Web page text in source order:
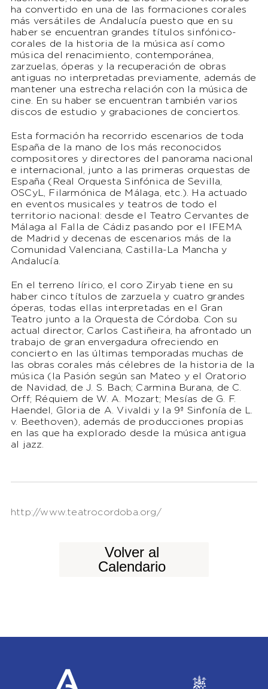
ha convertido en una de las formaciones corales
más versátiles de Andalucía puesto que en su
haber se encuentran grandes títulos sinfónico-
corales de la historia de la música así como
música del renacimiento, contemporánea,
zarzuelas, óperas y la recuperación de obras
antiguas no interpretadas previamente, además de
mantener una estrecha relación con la música de
cine. En su haber se encuentran también varios
discos de estudio y grabaciones de conciertos.
Esta formación ha recorrido escenarios de toda
España de la mano de los más reconocidos
compositores y directores del panorama nacional
e internacional, junto a las primeras orquestas de
España (Real Orquesta Sinfónica de Sevilla,
OSCyL, Filarmónica de Málaga, etc.). Ha actuado
en eventos musicales y teatros de todo el
territorio nacional: desde el Teatro Cervantes de
Málaga al Falla de Cádiz pasando por el IFEMA
de Madrid y decenas de escenarios más de la
Comunidad Valenciana, Castilla-La Mancha y
Andalucía.
En el terreno lírico, el coro Ziryab tiene en su
haber cinco títulos de zarzuela y cuatro grandes
óperas, todas ellas interpretadas en el Gran
Teatro junto a la Orquesta de Córdoba. Con su
actual director, Carlos Castiñeira, ha afrontado un
trabajo de gran envergadura ofreciendo en
concierto en las últimas temporadas muchas de
las obras corales más célebres de la historia de la
música (la Pasión según san Mateo y el Oratorio
de Navidad, de J. S. Bach; Carmina Burana, de C.
Orff; Réquiem de W. A. Mozart; Mesías de G. F.
Haendel, Gloria de A. Vivaldi y la 9ª Sinfonía de L.
v. Beethoven), además de producciones propias
en las que ha explorado desde la música antigua
al jazz.
http://www.teatrocordoba.org/
Volver al
Calendario